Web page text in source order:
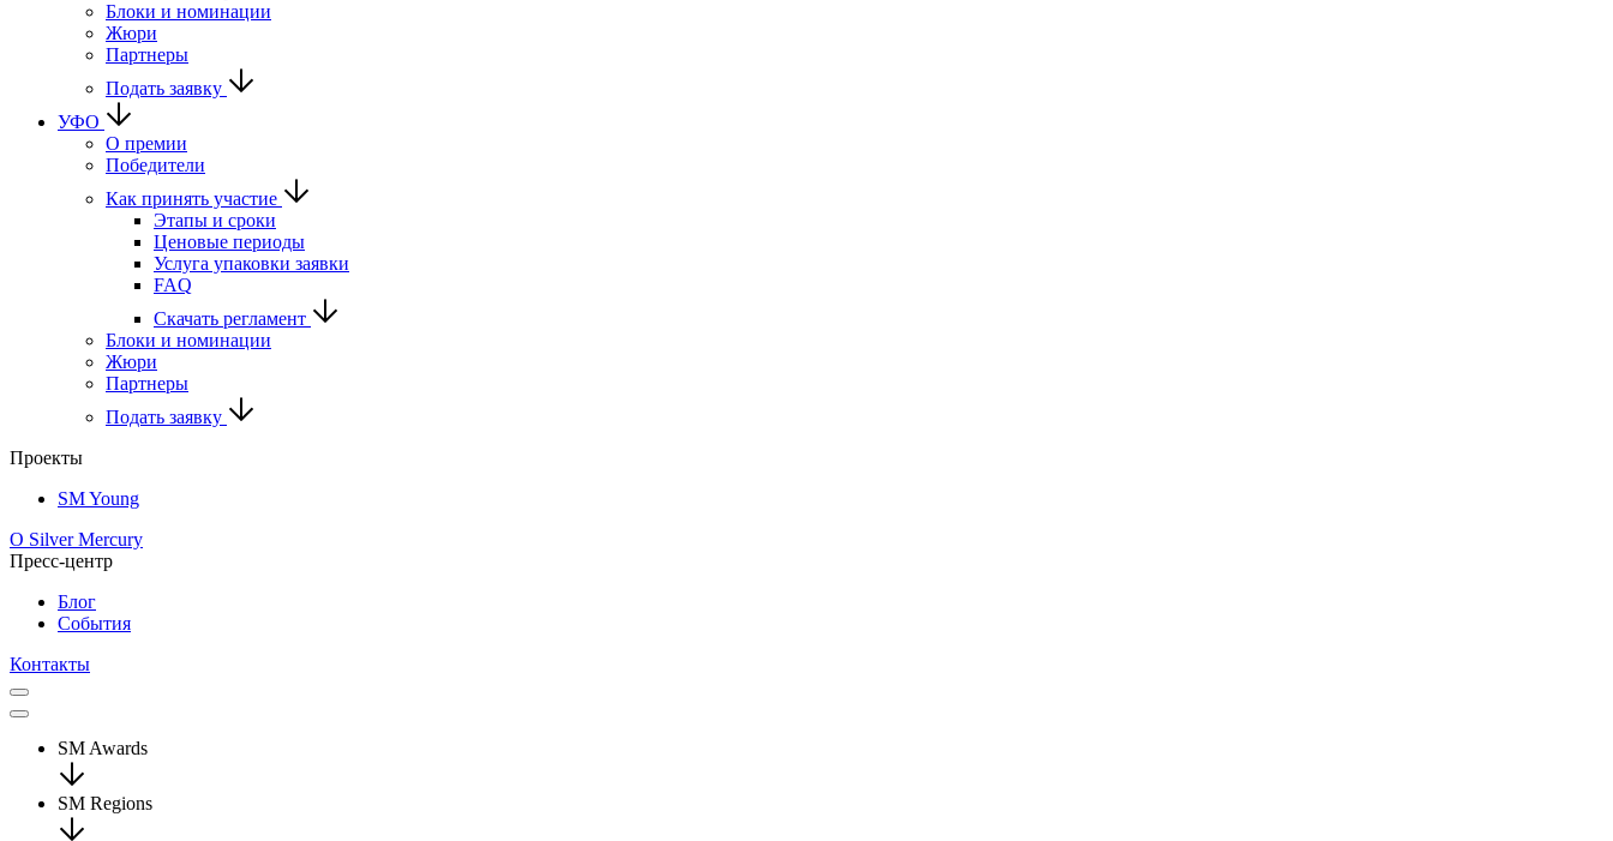
Блоки и номинации
Жюри
Партнеры
Подать заявку
УФО
О премии
Победители
Как принять участие
Этапы и сроки
Ценовые периоды
Услуга упаковки заявки
FAQ
Скачать регламент
Блоки и номинации
Жюри
Партнеры
Подать заявку
Проекты
SM Young
О Silver Mercury
Пресс-центр
Блог
События
Контакты
SM Awards
SM Regions